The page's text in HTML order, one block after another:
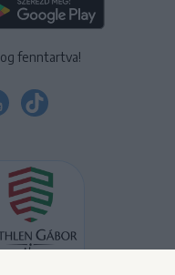
fenntartva!